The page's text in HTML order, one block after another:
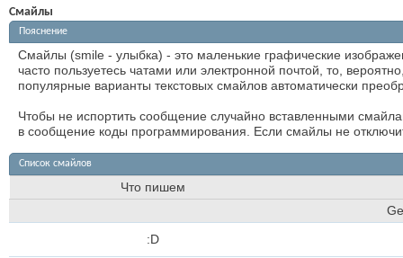
Смайлы
Пояснение
Смайлы (smile - улыбка) - это маленькие графические
часто пользуетесь чатами или электронной почтой, то,
популярные варианты текстовых смайлов автоматически
Чтобы не испортить сообщение случайно вставленными
в сообщение коды программирования. Если смайлы не
Список смайлов
Что пишем
:D